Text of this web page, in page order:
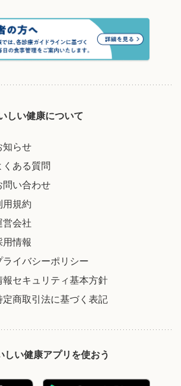
しい健康について
知らせ
くある質問
問い合わせ
用規約
営会社
用情報
ライバシーポリシー
報セキュリティ基本方針
定商取引法に基づく表記
しい健康アプリを使おう